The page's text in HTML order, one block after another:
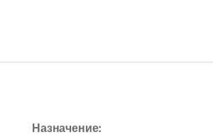
Назначение: